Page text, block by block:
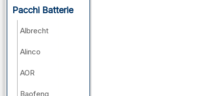
Pacchi Batterie
Albrecht
Alinco
AOR
Baofeng